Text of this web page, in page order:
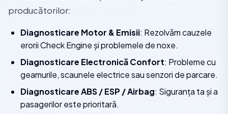
producătorilor:
Diagnosticare Motor & Emisii: Rezolvăm cauzele
erorii Check Engine și problemele de noxe.
Diagnosticare Electronică Confort: Probleme cu
geamurile, scaunele electrice sau senzori de parcare.
Diagnosticare ABS / ESP / Airbag: Siguranța ta și a
pasagerilor este prioritară.